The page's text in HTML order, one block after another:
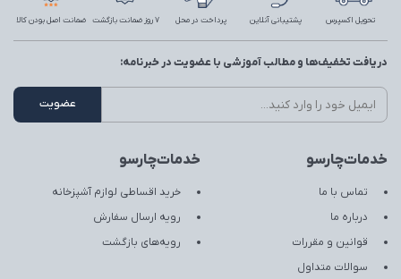
تحویل اکسپرس پشتیبانی آنلاین پرداخت در محل 7 روز ضمانت بازگشت ضمانت اصل بودن کالا
خدمات‌چارسو
تماس با ما
درباره ما
قوانین و مقررات
سوالات متداول
خدمات‌چارسو
خرید اقساطی لوازم آشپزخانه
رویه ارسال سفارش
رویه‌های بازگشت
دریافت تخفیف‌ها و مطالب آموزشی با عضویت در خبرنامه: